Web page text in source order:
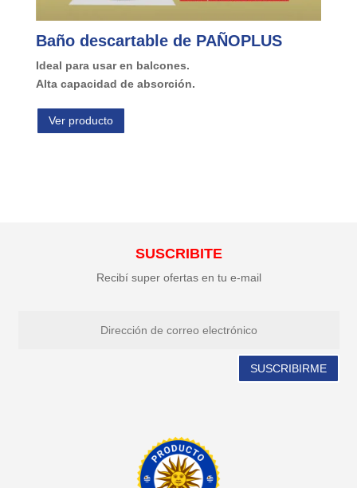
Baño descartable de PAÑOPLUS
Ideal para usar en balcones.
Alta capacidad de absorción.
Ver producto
SUSCRIBITE
Recibí super ofertas en tu e-mail
SUSCRIBIRME